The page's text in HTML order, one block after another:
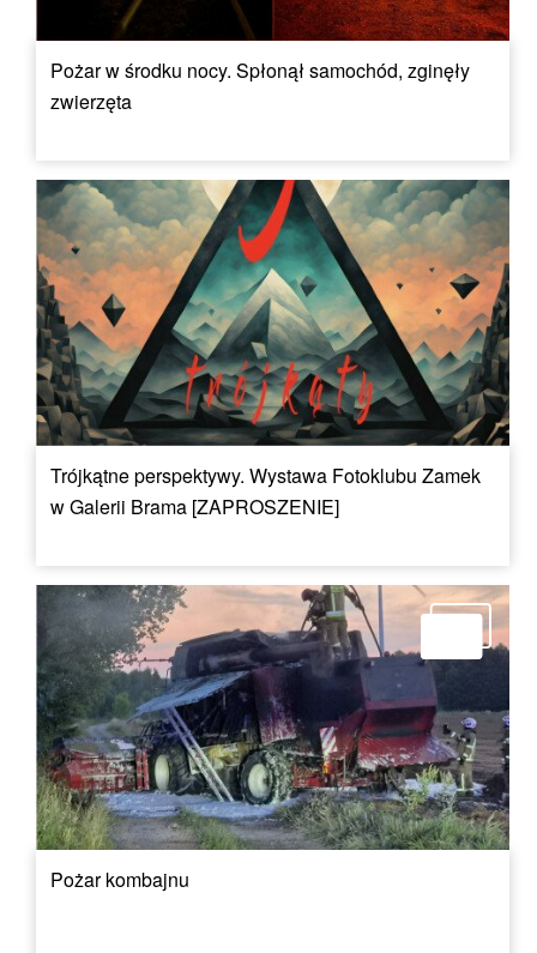
Pożar w środku nocy. Spłonął samochód, zginęły
zwierzęta
Trójkątne perspektywy. Wystawa Fotoklubu Zamek
w Galerii Brama [ZAPROSZENIE]
Pożar kombajnu